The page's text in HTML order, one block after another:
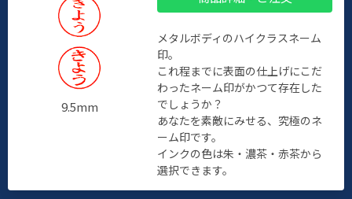
9.5mm
メタルボディのハイクラスネーム
印。
これ程までに表面の仕上げにこだ
わったネーム印がかつて存在した
でしょうか？
あなたを素敵にみせる、究極のネ
ーム印です。
インクの色は朱・濃茶・赤茶から
選択できます。